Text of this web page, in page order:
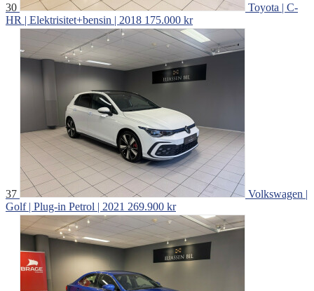
30
Toyota | C-
HR | Elektrisitet+bensin | 2018 175.000 kr
37
Volkswagen |
Golf | Plug-in Petrol | 2021 269.900 kr